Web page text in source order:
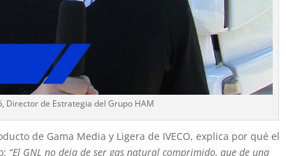
Director de Estrategia del Grupo HAM
de Gama Media y Ligera de IVECO, explica por qué el
“El GNL no deja de ser gas natural comprimido, que de una